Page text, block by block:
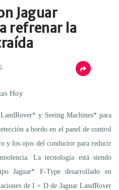
Jaguar
refrenar la
Hoy
y Seeing Machines* para
a bordo en el panel de control
y los ojos del conductor para reducir
La tecnología está siendo
Jaguar* F-Type desarrollado en
de I + D de Jaguar LandRover